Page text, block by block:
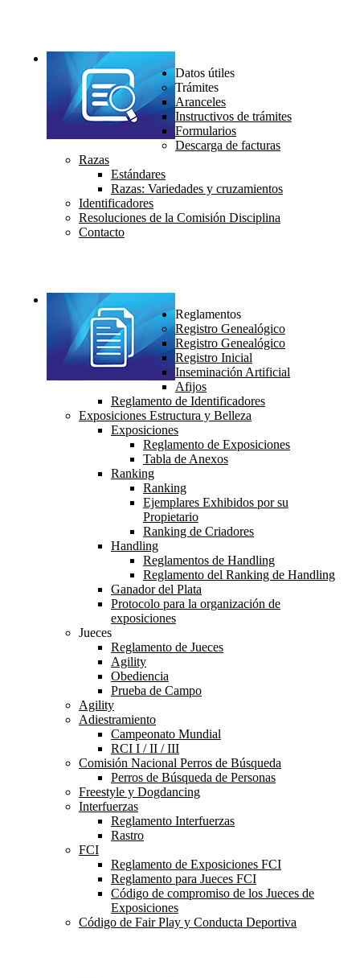
Datos útiles
Trámites
Aranceles
Instructivos de trámites
Formularios
Descarga de facturas
Razas
Estándares
Razas: Variedades y cruzamientos
Identificadores
Resoluciones de la Comisión Disciplina
Contacto
Reglamentos
Registro Genealógico
Registro Genealógico
Registro Inicial
Inseminación Artificial
Afijos
Reglamento de Identificadores
Exposiciones Estructura y Belleza
Exposiciones
Reglamento de Exposiciones
Tabla de Anexos
Ranking
Ranking
Ejemplares Exhibidos por su
Propietario
Ranking de Criadores
Handling
Reglamentos de Handling
Reglamento del Ranking de Handling
Ganador del Plata
Protocolo para la organización de
exposiciones
Jueces
Reglamento de Jueces
Agility
Obediencia
Prueba de Campo
Agility
Adiestramiento
Campeonato Mundial
RCI I / II / III
Comisión Nacional Perros de Búsqueda
Perros de Búsqueda de Personas
Freestyle y Dogdancing
Interfuerzas
Reglamento Interfuerzas
Rastro
FCI
Reglamento de Exposiciones FCI
Reglamento para Jueces FCI
Código de compromiso de los Jueces de
Exposiciones
Código de Fair Play y Conducta Deportiva